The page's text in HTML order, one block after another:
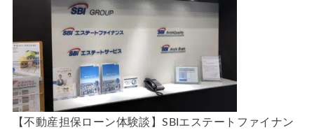
【不動産担保ローン体験談】SBIエステートファイナン